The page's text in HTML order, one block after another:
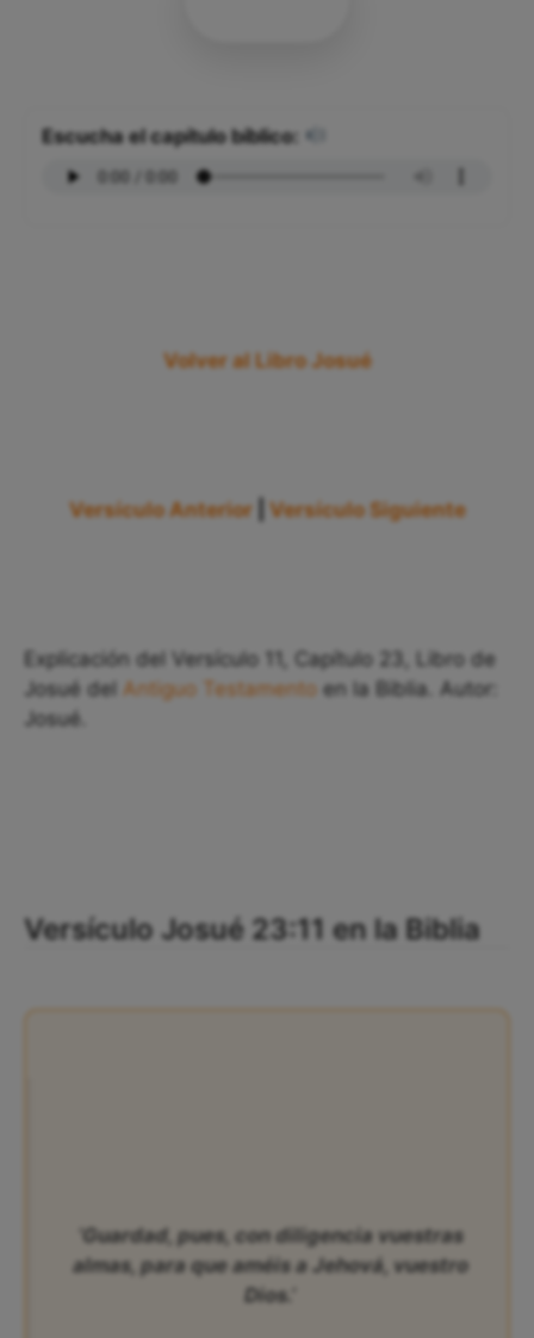
Escucha el capítulo bíblico:
Volver al Libro Josué
Versículo Anterior Versículo Siguiente
Explicación del Versículo 11, Capítulo 23, Libro de
Josué del Antiguo Testamento en la Biblia. Autor:
Josué.
Versículo Josué 23:11 en la Biblia
‘Guardad, pues, con diligencia vuestras
almas, para que améis a Jehová, vuestro
Dios.’